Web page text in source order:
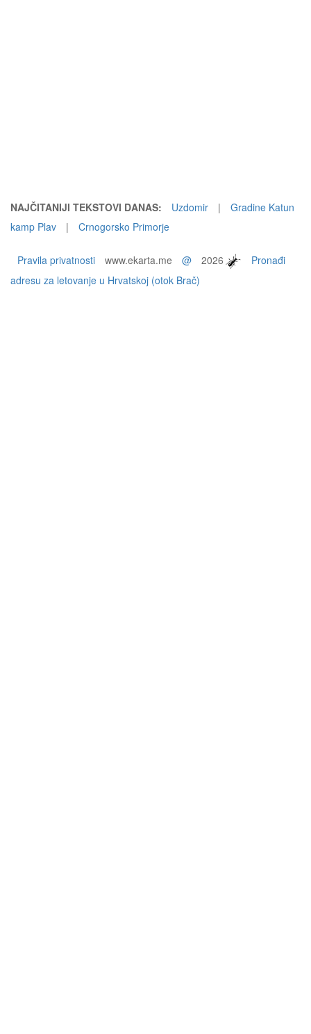
NAJČITANIJI TEKSTOVI DANAS: Uzdomir |
Gradine Katun
kamp Plav
| Crnogorsko Primorje
Pravila privatnosti www.ekarta.me @ 2026
Pronađi
adresu za letovanje u Hrvatskoj (otok Brač)